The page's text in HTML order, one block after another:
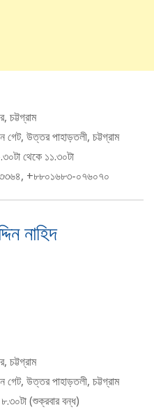
চট্টগ্রাম
গেট, উত্তর পাহাড়তলী, চট্টগ্রাম
থেকে ১১.৩০টা
+৮৮০১৬৮৩-০৭৬০৭০
নাহিদ
চট্টগ্রাম
গেট, উত্তর পাহাড়তলী, চট্টগ্রাম
(শুক্রবার বন্ধ)